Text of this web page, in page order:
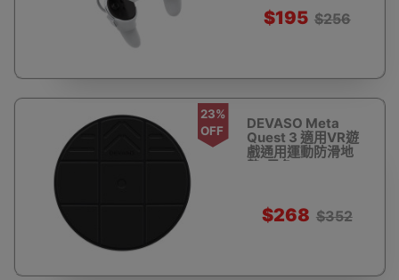
$195 $256
23%
OFF
DEVASO Meta
Quest 3 適用VR遊
戲通用運動防滑地
墊-黑色
$268 $352